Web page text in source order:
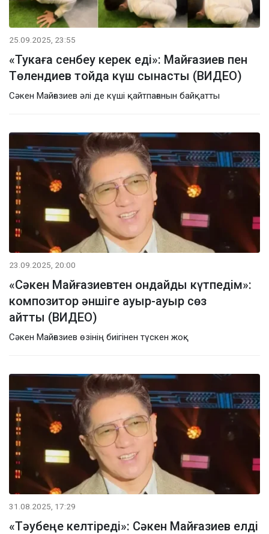
25.09.2025, 23:55
«Тукаға сенбеу керек еді»: Майғазиев пен
Төлендиев тойда күш сынасты (ВИДЕО)
Сәкен Майғазиев әлі де күші қайтпағанын байқатты
23.09.2025, 20:00
«Сәкен Майғазиевтен ондайды күтпедім»:
композитор әншіге ауыр-ауыр сөз
айтты (ВИДЕО)
Сәкен Майғазиев өзінің биігінен түскен жоқ
31.08.2025, 17:29
«Тәубеңе келтіреді»: Сәкен Майғазиев елді